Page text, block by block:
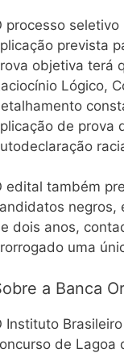
processo
prevista
objetiva terá
Lógico,
de prova
edital também
negros,
dois anos,
uma
a Banca
Instituto
de Lagoa